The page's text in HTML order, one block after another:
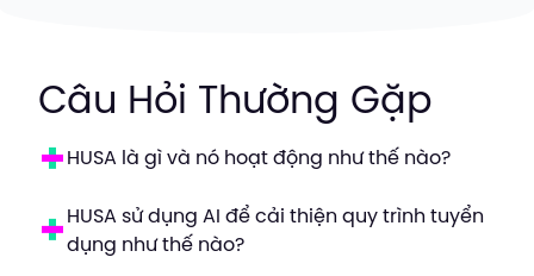
Câu Hỏi Thường Gặp
HUSA là gì và nó hoạt động như thế nào?
HUSA sử dụng AI để cải thiện quy trình tuyển
dụng như thế nào?